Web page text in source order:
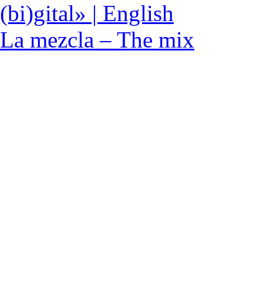
(bi)gital» | English
La mezcla – The mix